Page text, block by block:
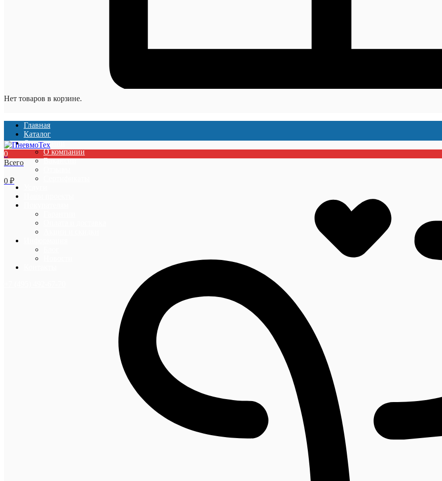
Нет товаров в корзине.
Главная
Каталог
О компании
О компании
Вакансии
0
Всего
0 ₽